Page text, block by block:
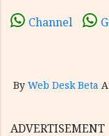
Channel
By Web Desk Beta
ADVERTISEMENT